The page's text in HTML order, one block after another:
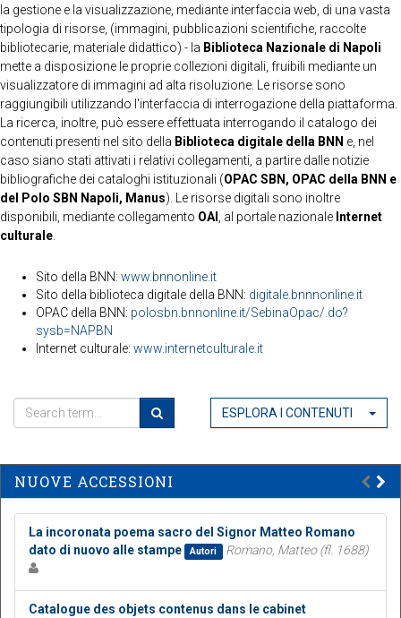
la gestione e la visualizzazione, mediante interfaccia web, di una vasta
tipologia di risorse, (immagini, pubblicazioni scientifiche, raccolte
bibliotecarie, materiale didattico) - la Biblioteca Nazionale di Napoli
mette a disposizione le proprie collezioni digitali, fruibili mediante un
visualizzatore di immagini ad alta risoluzione. Le risorse sono
raggiungibili utilizzando l'interfaccia di interrogazione della piattaforma.
La ricerca, inoltre, può essere effettuata interrogando il catalogo dei
contenuti presenti nel sito della Biblioteca digitale della BNN e, nel
caso siano stati attivati i relativi collegamenti, a partire dalle notizie
bibliografiche dei cataloghi istituzionali (OPAC SBN, OPAC della BNN e
del Polo SBN Napoli, Manus). Le risorse digitali sono inoltre
disponibili, mediante collegamento OAI , al portale nazionale Internet
culturale
Sito della BNN: www.bnnonline.it
Sito della biblioteca digitale della BNN: digitale.bnnnonline.it
OPAC della BNN: polosbn.bnnonline.it/SebinaOpac/.do?
sysb=NAPBN
Internet culturale: www.internetculturale.it
ESPLORA I CONTENUTI
NUOVE ACCESSIONI
La incoronata poema sacro del Signor Matteo Romano
dato di nuovo alle stampe
Autori Romano, Matteo (fl. 1688)
Catalogue des objets contenus dans le cabinet